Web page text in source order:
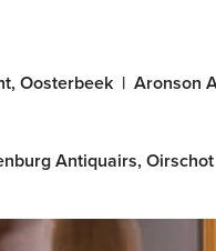
Oosterbeek | Aronson
Antiquairs, Oirschot